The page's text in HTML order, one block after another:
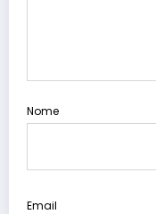
Nome
Email